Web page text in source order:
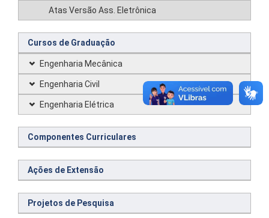
Atas Versão Ass. Eletrônica
Cursos de Graduação
Engenharia Mecânica
Engenharia Civil
Engenharia Elétrica
Componentes Curriculares
Ações de Extensão
Projetos de Pesquisa